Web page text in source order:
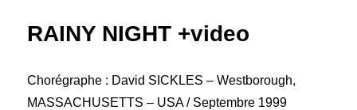
RAINY NIGHT +video
Chorégraphe : David SICKLES – Westborough,
MASSACHUSETTS – USA / Septembre 1999